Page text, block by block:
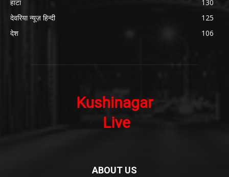
हाटा
130
देवरिया न्यूज़ हिन्दी
125
देश
106
ABOUT US